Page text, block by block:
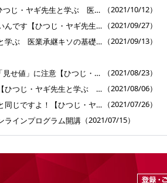
税理士の先生の紹介だから安心…、それホント？【ひつじ・ヤギ先生と学ぶ 医業承継キソの基礎 】第27回
（2021/10/12）
きれいにリフォームしても、高く売れるわけじゃないんです【ひつじ・ヤギ先生と学ぶ 医業承継キソの基礎 】第26回 （2021/09/27）
まだ紙カルテだけど問題ない？【ひつじ・ヤギ先生と学ぶ 医業承継キソの基礎 】第25回 （2021/09/13）
「えっ！こんなに高く売れるの!?」、専任契約前の「見せ値」に注意【ひつじ・ヤギ先生と学ぶ 医業承継キソの基礎 】第24回
（2021/08/23）
院長が倒れた！残された家族は書類探しに大わらわ【ひつじ・ヤギ先生と学ぶ 医業承継キソの基礎 】第23回 （2021/08/06）
経営資料は秘密!? それは「身体を見ずに診察して」と同じですよ！【ひつじ・ヤギ先生と学ぶ 医業承継キソの基礎 】第22回 （2021/07/26）
ラインプログラム開講 （2021/07/15）